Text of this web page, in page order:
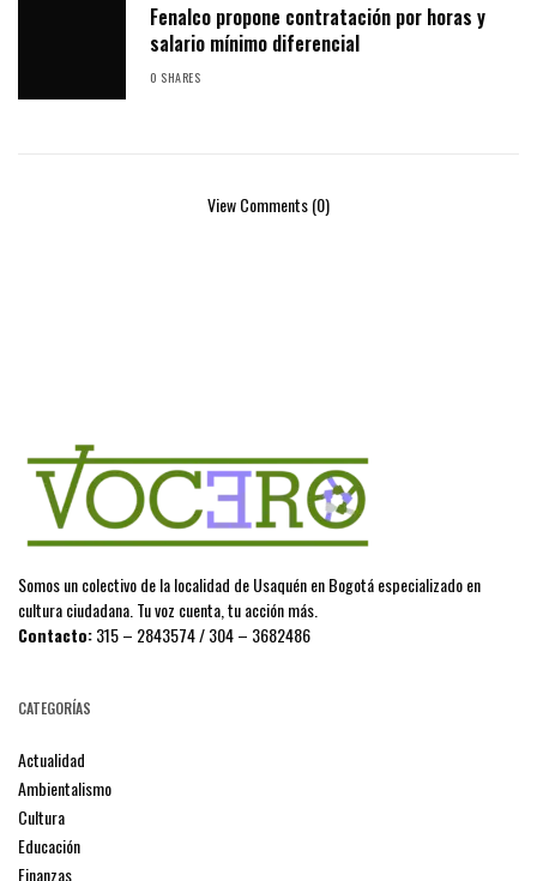
Fenalco propone contratación por horas y
salario mínimo diferencial
0 SHARES
View Comments (0)
Somos un colectivo de la localidad de Usaquén en Bogotá especializado en
cultura ciudadana. Tu voz cuenta, tu acción más.
Contacto:315 – 2843574 / 304 – 3682486
CATEGORÍAS
Actualidad
Ambientalismo
Cultura
Educación
Finanzas